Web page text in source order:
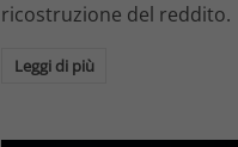
ricostruzione del reddito.
Leggi di più